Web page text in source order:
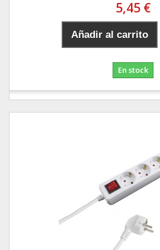
5,45 €
Añadir al carrito
En stock